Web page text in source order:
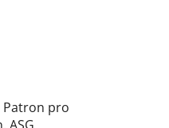
Patron pro